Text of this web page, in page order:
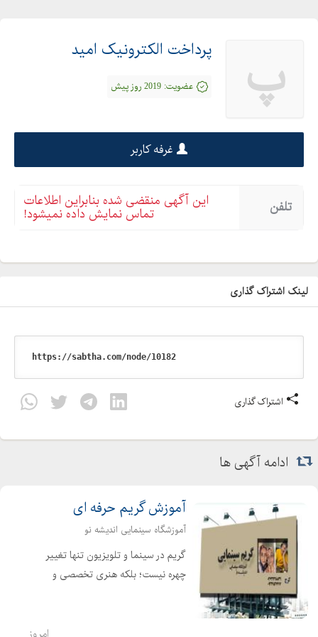
جهت پیش ثبت نام ورزرو دوره اقدام نمایید.
مرکز آموزشهای تخصصی امید
تلفن کارشناسی آموزش: .
تلگرام : kartkhan_POS_ATM
پ پرداخت الکترونیک امید
عضویت: 2019 روز پیش
غرفه کاربر
تلفن این آگهی منقضی شده بنابراین اطلاعات
تماس نمایش داده نمیشود!
لینک اشتراک گذاری
اشتراک گذاری
ادامه آگهی ها
آموزش گریم حرفه ای
آموزشگاه سینمایی اندیشه نو
گریم در سینما و تلویزیون تنها تغییر
چهره نیست؛ بلکه هنری تخصصی و
میکند از ظاهر شخصی خود فراتر برود و به